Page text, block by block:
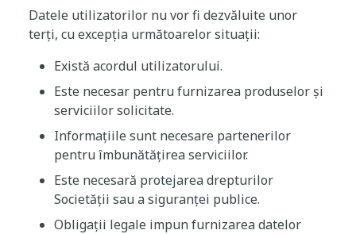
Datele utilizatorilor nu vor fi dezvăluite unor
terți, cu excepția următoarelor situații:
Există acordul utilizatorului.
Este necesar pentru furnizarea produselor și
serviciilor solicitate.
Informațiile sunt necesare partenerilor
pentru îmbunătățirea serviciilor.
Este necesară protejarea drepturilor
Societății sau a siguranței publice.
Obligații legale impun furnizarea datelor